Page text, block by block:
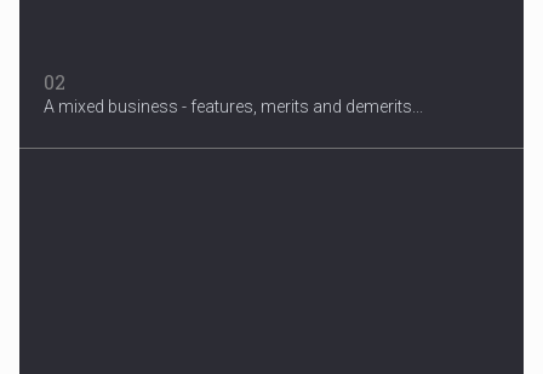
02
A mixed business - features, merits and demerits...